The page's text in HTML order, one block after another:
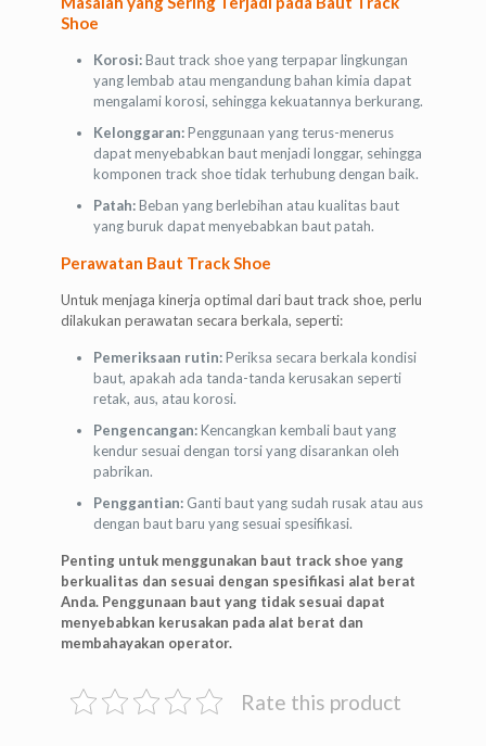
Shoe
Korosi:Baut track shoe yang terpapar lingkungan
yang lembab atau mengandung bahan kimia dapat
mengalami korosi, sehingga kekuatannya berkurang.
Kelonggaran:Penggunaan yang terus-menerus
dapat menyebabkan baut menjadi longgar, sehingga
komponen track shoe tidak terhubung dengan baik.
Patah:Beban yang berlebihan atau kualitas baut
yang buruk dapat menyebabkan baut patah.
Perawatan Baut Track Shoe
Untuk menjaga kinerja optimal dari baut track shoe, perlu
dilakukan perawatan secara berkala, seperti:
Pemeriksaan rutin:Periksa secara berkala kondisi
baut, apakah ada tanda-tanda kerusakan seperti
retak, aus, atau korosi.
Pengencangan:Kencangkan kembali baut yang
kendur sesuai dengan torsi yang disarankan oleh
pabrikan.
Penggantian: Ganti baut yang sudah rusak atau aus
dengan baut baru yang sesuai spesifikasi.
Penting untuk menggunakan baut track shoe yang
berkualitas dan sesuai dengan spesifikasi alat berat
Anda. Penggunaan baut yang tidak sesuai dapat
menyebabkan kerusakan pada alat berat dan
membahayakan operator.
Rate this product